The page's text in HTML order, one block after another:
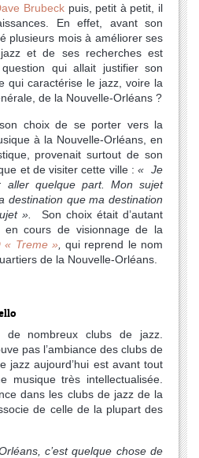
Brubeckpuis, petit à petit, il
En effet, avant son
plusieurs mois à améliorer ses
et de ses recherches est
qui allait justifier son
qui caractérise le jazz, voire la
de la Nouvelle-Orléans ?
choix de se porter vers la
à la Nouvelle-Orléans, en
provenait surtout de son
et de visiter cette ville :« Je
aller quelque part. Mon sujet
destination que ma destination
». Son choix était d’autant
en cours de visionnage de la
« Treme » ,qui reprend le nom
de la Nouvelle-Orléans.
de nombreux clubs de jazz.
pas l’ambiance des clubs de
jazz aujourd’hui est avant tout
musique très intellectualisée.
dans les clubs de jazz de la
de celle de la plupart des
c’est quelque chose de